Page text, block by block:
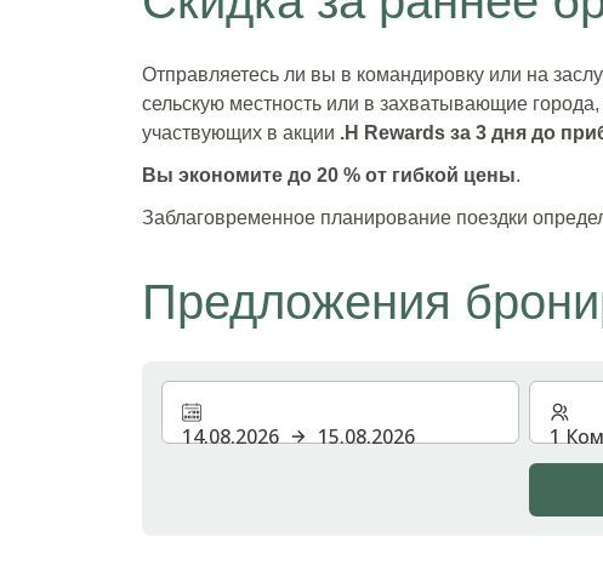
Возможность бронирования за 3 дня до прибытия
Отправляетесь ли вы в командировку или на
сельскую местность или в захватывающие города,
участвующих в акции .H Rewards за 3 дня до
Вы экономите до 20 % от гибкой цены.
Заблаговременное планирование поездки
Предложения
14.08.2026 15.08.2026 1